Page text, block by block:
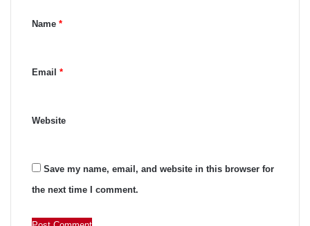
tName *
Email *
Website
Save my name, email, and website in this browser for
the next time I comment.